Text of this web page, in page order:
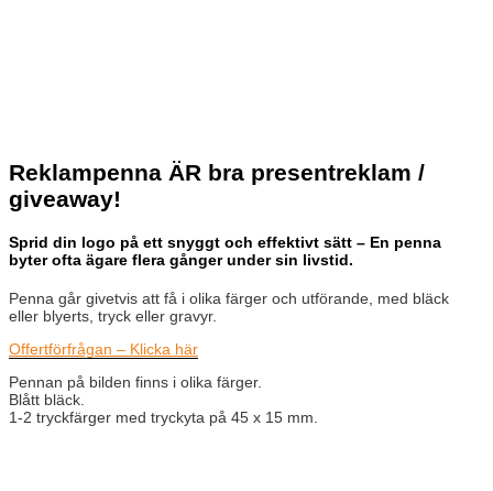
Reklampenna ÄR bra presentreklam /
giveaway!
Sprid din logo på ett snyggt och effektivt sätt – En penna
byter ofta ägare flera gånger under sin livstid.
Penna går givetvis att få i olika färger och utförande, med bläck
eller blyerts, tryck eller gravyr.
Offertförfrågan – Klicka här
Pennan på bilden finns i olika färger.
Blått bläck.
1-2 tryckfärger med tryckyta på 45 x 15 mm.